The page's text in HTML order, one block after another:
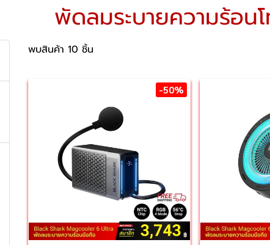
พัดลมระบายความร้อน
พบสินค้า 10 ชิ้น
-50%